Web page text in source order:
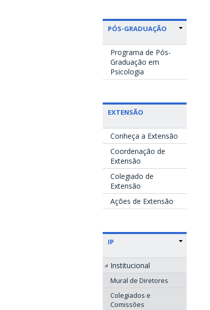
PÓS-GRADUAÇÃO
Programa de Pós-
Graduação em
Psicologia
EXTENSÃO
Conheça a Extensão
Coordenação de
Extensão
Colegiado de
Extensão
Ações de Extensão
IP
Institucional
Mural de Diretores
Colegiados e
Comissões